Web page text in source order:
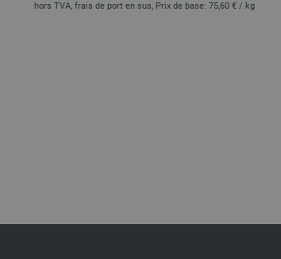
hors TVA, frais de port en sus, Prix de base: 75,60 € / kg